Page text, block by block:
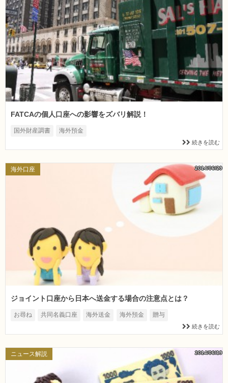
FATCAの個人口座への影響をズバリ解説！
国外財産調書 海外預金
続きを読む
海外口座 2014/06/29
ジョイント口座から日本へ送金する場合の注意点とは？
お尋ね 共同名義口座 海外送金 海外預金 贈与
続きを読む
ニュース解説 2014/06/19